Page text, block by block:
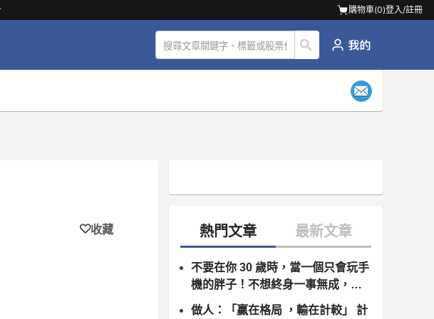
購物車(0)登入/註冊
收藏
不要在你 30 歲時，當一個只會玩手
機的胖子！不想終身一事無成，你
一定要...
做人：「贏在格局 ，輸在計較」 計